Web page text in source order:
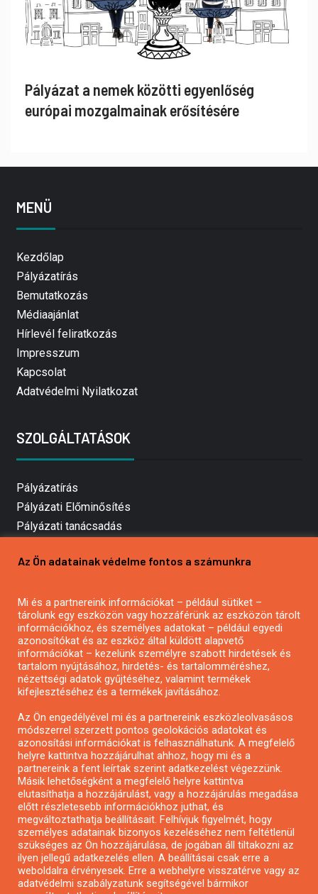
Pályázat a nemek közötti egyenlőség
európai mozgalmainak erősítésére
MENÜ
Kezdőlap
Pályázatírás
Bemutatkozás
Médiaajánlat
Hírlevél feliratkozás
Impresszum
Kapcsolat
Adatvédelmi Nyilatkozat
SZOLGÁLTATÁSOK
Pályázatírás
Pályázati Előminősítés
Pályázati tanácsadás
Mezőgazdasági pályázatírás
Pályázatírás civil szervezeteknek
Pályázatírás önkormányzatoknak
Pályázatfigyelés
Specifikus pályázatfigyelés vagy hírlevél
Pályázatok magánszemélyeknek
Pályázatok civil szervezeteknek
Pályázatok vállalkozásoknak
Önkormányzati pályázatok
Mezőgazdasági pályázatok
Falusi turizmus pályázatok
Napelem pályázatok
GINOP pályázatok
Az Ön adatainak védelme fontos a számunkra
Mi és a partnereink információkat – például sütiket –
tárolunk egy eszközön vagy hozzáférünk az eszközön tárolt
információkhoz, és személyes adatokat – például egyedi
azonosítókat és az eszköz által küldött alapvető
információkat – kezelünk személyre szabott hirdetések és
tartalom nyújtásához, hirdetés- és tartalomméréshez,
nézettségi adatok gyűjtéséhez, valamint termékek
kifejlesztéséhez és a termékek javításához.
Az Ön engedélyével mi és a partnereink eszközleolvasásos
módszerrel szerzett pontos geolokációs adatokat és
azonosítási információkat is felhasználhatunk. A megfelelő
helyre kattintva hozzájárulhat ahhoz, hogy mi és a
partnereink a fent leírtak szerint adatkezelést végezzünk.
Másik lehetőségként a megfelelő helyre kattintva
elutasíthatja a hozzájárulást, vagy a hozzájárulás megadása
előtt részletesebb információkhoz juthat, és
megváltoztathatja beállításait. Felhívjuk figyelmét, hogy
személyes adatainak bizonyos kezeléséhez nem feltétlenül
szükséges az Ön hozzájárulása, de jogában áll tiltakozni az
ilyen jellegű adatkezelés ellen. A beállításai csak erre a
weboldalra érvényesek. Erre a webhelyre visszatérve vagy az
adatvédelmi szabályzatunk segítségével bármikor